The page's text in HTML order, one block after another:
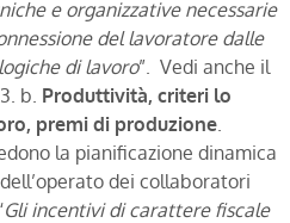
e organizzative necessarie
del lavoratore dalle
di lavoro”. Vedi anche il
b. Produttività, criteri lo
premi di produzione
la pianificazione dinamica
dei collaboratori
Gli incentivi di carattere fiscale